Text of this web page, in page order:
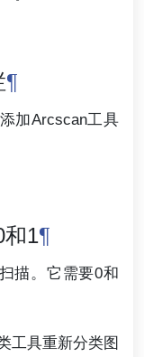
¶
加Arcscan工具
和1¶
描。它需要0和
工具重新分类图